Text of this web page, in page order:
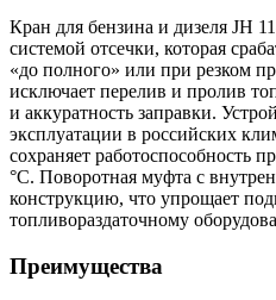
Кран для бензина и дизеля JH
системой отсечки, которая
«до полного» или при резком
исключает перелив и пролив
и аккуратность заправки.
эксплуатации в российских
сохраняет работоспособность
°С. Поворотная муфта с
конструкцию, что упрощает
топливораздаточному
Преимущества